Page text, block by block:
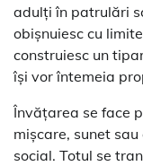
adulți în patrulări
obișnuiesc cu
construiesc un
își vor întemeia
Învățarea se face
mișcare, sunet
social. Totul se